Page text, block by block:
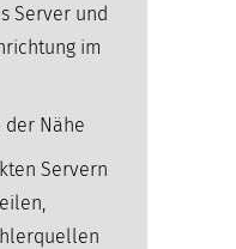
Server und
im
der Nähe
Servern